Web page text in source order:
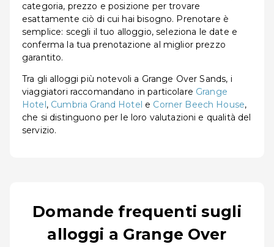
categoria, prezzo e posizione per trovare
esattamente ciò di cui hai bisogno. Prenotare è
semplice: scegli il tuo alloggio, seleziona le date e
conferma la tua prenotazione al miglior prezzo
garantito.
Tra gli alloggi più notevoli a Grange Over Sands, i
viaggiatori raccomandano in particolare Grange
Hotel, Cumbria Grand Hotel e Corner Beech House,
che si distinguono per le loro valutazioni e qualità del
servizio.
Domande frequenti sugli
alloggi a Grange Over